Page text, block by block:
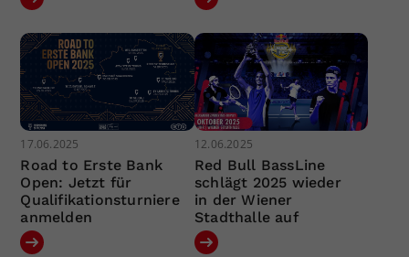
17.06.2025
Road to Erste Bank
Open: Jetzt für
Qualifikationsturniere
anmelden
12.06.2025
Red Bull BassLine
schlägt 2025 wieder
in der Wiener
Stadthalle auf